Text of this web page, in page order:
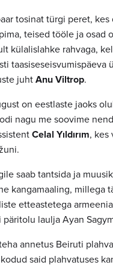
tosinat türgi peret,
teised tööle ja osad
külalislahke rahvaga,
taasiseseisvumispäeva
juht Anu Viltrop.
on eestlaste jaoks
nagu me soovime
Celal Yıldırım, kes
saab tantsida ja
kangamaaling, millega
etteastetega
päritolu laulja Ayan
annetus Beiruti
said plahvatuses